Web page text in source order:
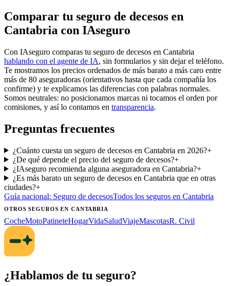
Comparar tu seguro de decesos en
Cantabria con IAseguro
Con IAseguro comparas tu seguro de decesos en Cantabria
hablando con el agente de IA, sin formularios y sin dejar el teléfono.
Te mostramos los precios ordenados de más barato a más caro entre
más de 80 aseguradoras (orientativos hasta que cada compañía los
confirme) y te explicamos las diferencias con palabras normales.
Somos neutrales: no posicionamos marcas ni tocamos el orden por
comisiones, y así lo contamos en transparencia.
Preguntas frecuentes
¿Cuánto cuesta un seguro de decesos en Cantabria en 2026?+
¿De qué depende el precio del seguro de decesos?+
¿IAseguro recomienda alguna aseguradora en Cantabria?+
¿Es más barato un seguro de decesos en Cantabria que en otras
ciudades?+
Guía nacional: Seguro de decesosTodos los seguros en Cantabria
OTROS SEGUROSEN CANTABRIA
CocheMotoPatineteHogarVidaSaludViajeMascotasR. Civil
¿Hablamos de tu seguro?